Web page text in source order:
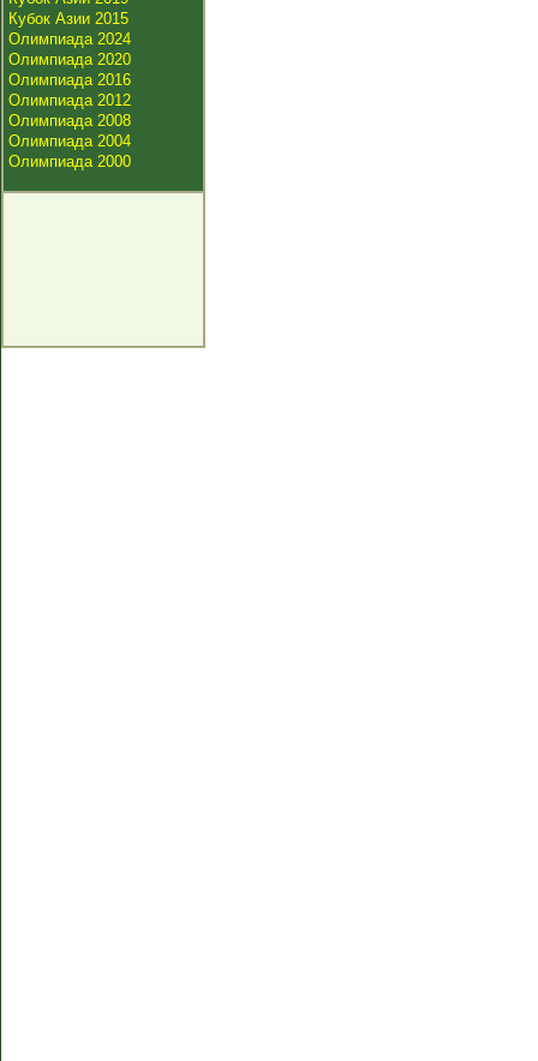
Кубок Азии 2015
Олимпиада 2024
Олимпиада 2020
Олимпиада 2016
Олимпиада 2012
Олимпиада 2008
Олимпиада 2004
Олимпиада 2000